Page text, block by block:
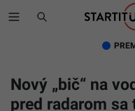
Nový „bič“ na
pred radarom